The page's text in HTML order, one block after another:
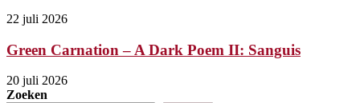
22 juli 2026
Green Carnation – A Dark Poem II: Sanguis
20 juli 2026
Zoeken